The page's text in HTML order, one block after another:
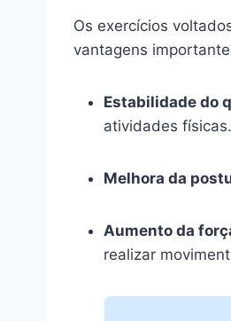
Os exercícios
vantagens
Estabilidade do
atividades físicas.
Melhora da
Aumento da
realizar